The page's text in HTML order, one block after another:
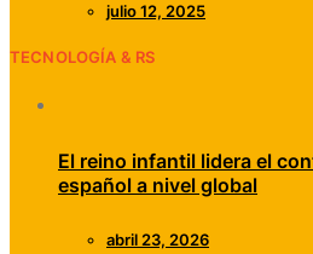
julio 12, 2025
TECNOLOGÍA & RS
El reino infantil lidera el
español a nivel global
abril 23, 2026